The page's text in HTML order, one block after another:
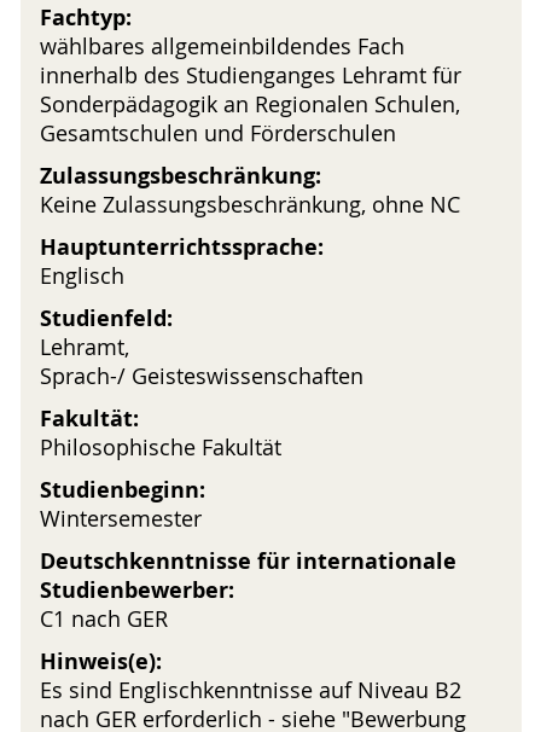
Fachtyp:
wählbares allgemeinbildendes Fach
innerhalb des Studienganges Lehramt für
Sonderpädagogik an Regionalen Schulen,
Gesamtschulen und Förderschulen
Zulassungsbeschränkung:
Keine Zulassungsbeschränkung, ohne NC
Hauptunterrichtssprache:
Englisch
Studienfeld:
Lehramt,
Sprach-/ Geisteswissenschaften
Fakultät:
Philosophische Fakultät
Studienbeginn:
Wintersemester
Deutschkenntnisse für internationale
Studienbewerber:
C1 nach GER
Hinweis(e):
Es sind Englischkenntnisse auf Niveau B2
nach GER erforderlich - siehe "Bewerbung